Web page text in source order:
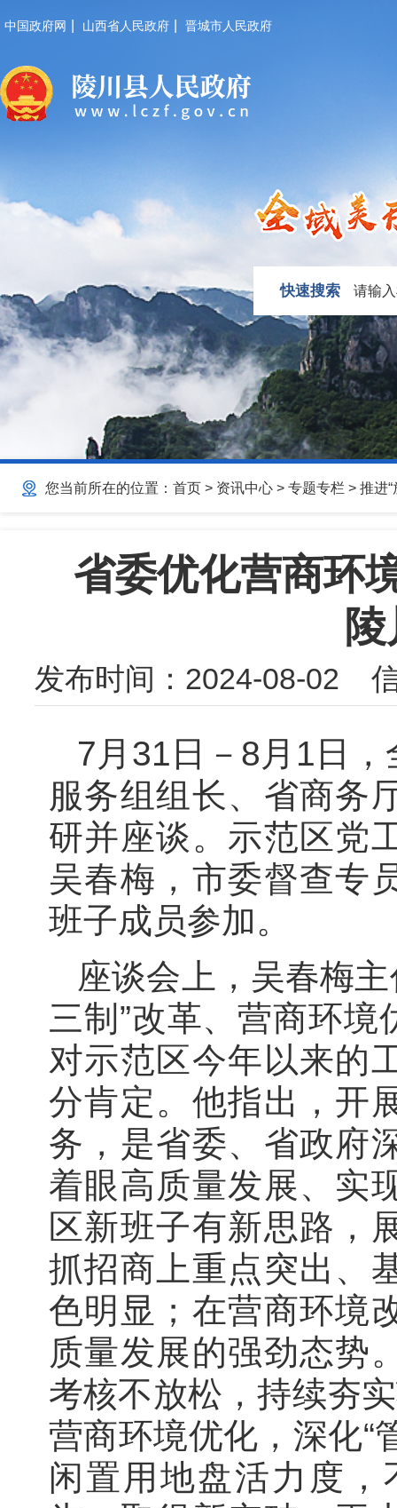
中国政府网 山西省人民政府 晋城市人民政府
快速搜索
您当前所在的位置： 首页 > 资讯中心 > 专题专栏 > 推进
省委优化营商环
发布时间： 2024-08-02 信
7月31日－8月1日
服务组组长、省商务
研并座谈。示范区党
吴春梅，市委督查专
班子成员参加。
座谈会上，吴春梅
三制”改革、营商环
对示范区今年以来的
分肯定。他指出，开
务，是省委、省政府
着眼高质量发展、实
区新班子有新思路，
抓招商上重点突出、
色明显；在营商环境
质量发展的强劲态势
考核不放松，持续夯
营商环境优化，深化“
闲置用地盘活力度